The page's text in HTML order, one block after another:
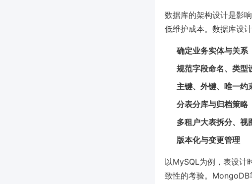
数据库的架构设计是影
低维护成本。数据库设
确定业务实体与关系
规范字段命名、类型
主键、外键、唯一约
分表分库与归档策略
多租户大表拆分、视
版本化与变更管理
以MySQL为例，表设计
致性的考验。MongoDB